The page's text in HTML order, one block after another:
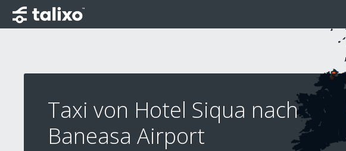
Taxi von Hotel Siqua nach
Baneasa Airport